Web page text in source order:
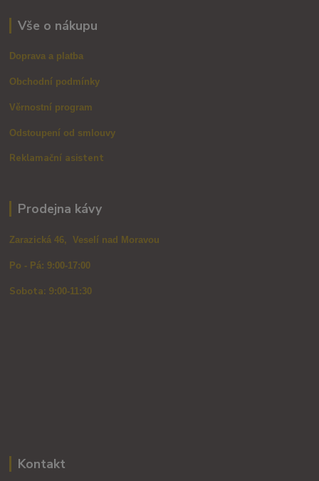
Vše o nákupu
Doprava a platba
Obchodní podmínky
Věrnostní program
Odstoupení od smlouvy
Reklamační asistent
Prodejna kávy
Zarazická 46, Veselí nad Moravou
Po - Pá: 9:00-17:00
Sobota: 9:00-11:30
Kontakt